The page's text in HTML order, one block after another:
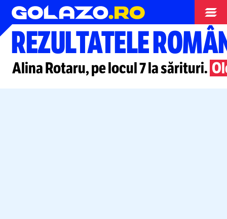
Jocurile Olimpice
REZULTATELE
Alina Rotaru, pe locul 7 la sărituri.